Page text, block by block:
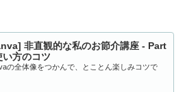
非直観的な私のお節介講座 - Part
い方のコツ
の全体像をつかんで、とことん楽しみコツで